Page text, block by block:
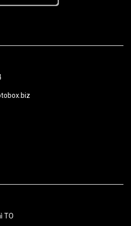
facilita l’utilizzo degli
FCS assicurano una calzata
TO